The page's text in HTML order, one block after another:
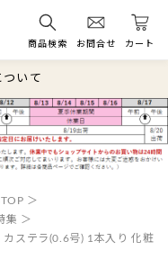
商品検索 お問合せ カート
いて
集
ステラ(0.6号) 1本入り 化粧